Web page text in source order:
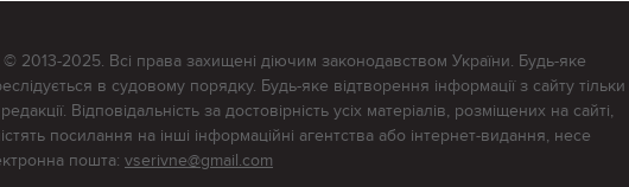
© 2013-2025. Всі права захищені діючим законодавством України. Будь-яке
в судовому порядку. Будь-яке відтворення інформації з сайту тільки
Відповідальність за достовірність усіх матеріалів, розміщених на сайті,
посилання на інші інформаційні агентства або інтернет-видання, несе
пошта: vserivne@gmail.com